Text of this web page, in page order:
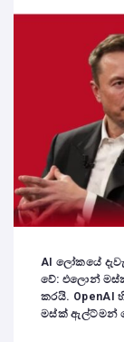
AIලෝකයේ
වේ: එලොන්
කරයි. OpenAI
මස්ක් ඇල්ට්මන්